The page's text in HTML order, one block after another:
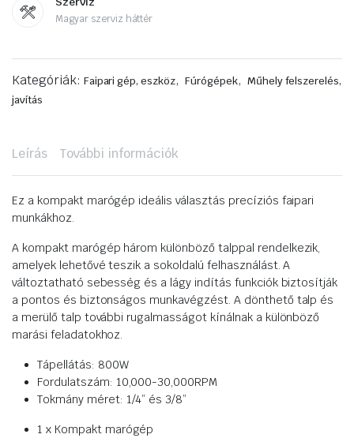
Magyar szerviz háttér
Kategóriák: Faipari gép, eszköz, Fúrógépek, Műhely felszerelés,
javítás
Leírás További információk
Ez a kompakt marógép ideális választás precíziós faipari
munkákhoz.
A kompakt marógép három különböző talppal rendelkezik,
amelyek lehetővé teszik a sokoldalú felhasználást. A
változtatható sebesség és a lágy indítás funkciók biztosítják
a pontos és biztonságos munkavégzést. A dönthető talp és
a merülő talp további rugalmasságot kínálnak a különböző
marási feladatokhoz.
Tápellátás: 800W
Fordulatszám: 10,000-30,000RPM
Tokmány méret: 1/4” és 3/8”
1 x Kompakt marógép